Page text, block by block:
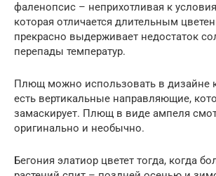
фаленопсис – неприхотливая к
которая отличается длительным
прекрасно выдерживает недостаток
перепады температур.
Плющ можно использовать в дизайне
есть вертикальные направляющие,
замаскирует. Плющ в виде ампеля
оригинально и необычно.
Бегония элатиор цветет тогда, когда